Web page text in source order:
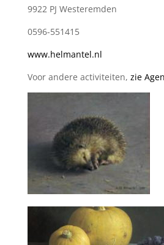
9922 PJ Westeremden
0596-551415
www.helmantel.nl
Voor andere activiteiten, zie